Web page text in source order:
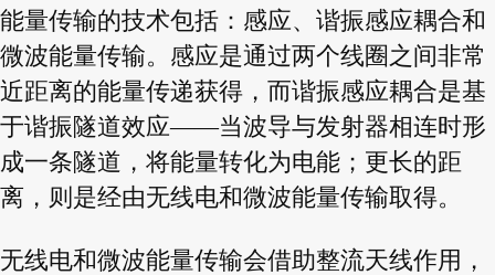
能量传输的技术包括：感应、谐振感应耦合和
微波能量传输。感应是通过两个线圈之间非常
近距离的能量传递获得，而谐振感应耦合是基
于谐振隧道效应——当波导与发射器相连时形
成一条隧道，将能量转化为电能；更长的距
离，则是经由无线电和微波能量传输取得。
无线电和微波能量传输会借助整流天线作用，